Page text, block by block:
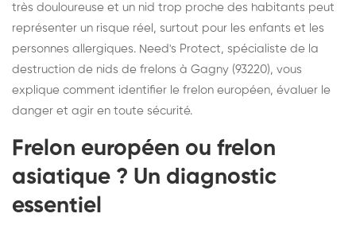
très douloureuse et un nid trop proche des habitants peut
représenter un risque réel, surtout pour les enfants et les
personnes allergiques. Need's Protect, spécialiste de la
destruction de nids de frelons à Gagny (93220), vous
explique comment identifier le frelon européen, évaluer le
danger et agir en toute sécurité.
Frelon européen ou frelon
asiatique ? Un diagnostic
essentiel